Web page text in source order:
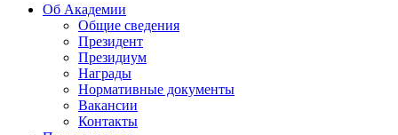
Об Академии
Общие сведения
Президент
Президиум
Награды
Нормативные документы
Вакансии
Контакты